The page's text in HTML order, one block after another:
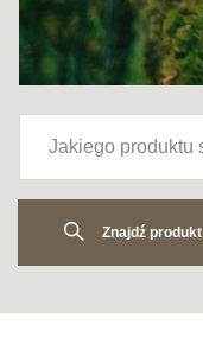
Znajdź produkt